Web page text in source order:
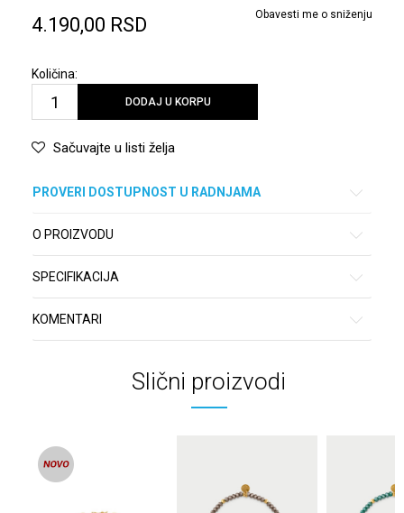
4.190,00 RSD Obavesti me o sniženju
Količina:
DODAJ U KORPU
Sačuvajte u listi želja
PROVERI DOSTUPNOST U RADNJAMA
O PROIZVODU
SPECIFIKACIJA
KOMENTARI
Slični proizvodi